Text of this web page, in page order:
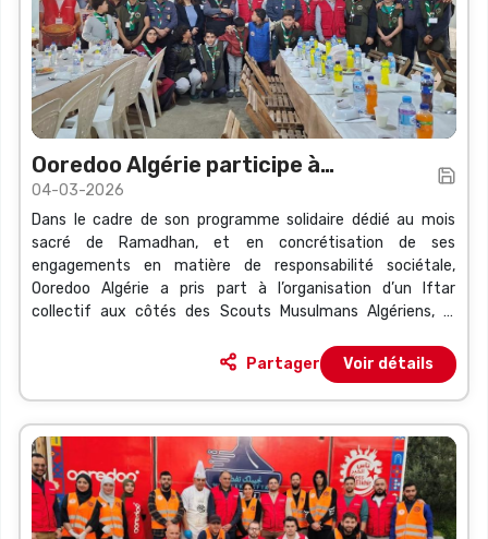
Ooredoo Algérie participe à
l’organisation d’un Iftar collectif aux
côtés des Scouts Musulmans
Algériens
04-03-2026
Dans le cadre de son programme solidaire dédié au mois
sacré de Ramadhan, et en concrétisation de ses
engagements en matière de responsabilité sociétale,
Ooredoo Algérie a pris part à l’organisation d’un Iftar
collectif aux côtés des Scouts Musulmans Algériens, le
Partager Voir détails